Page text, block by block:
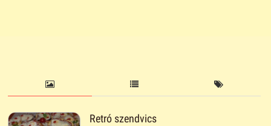
Retró szendvics